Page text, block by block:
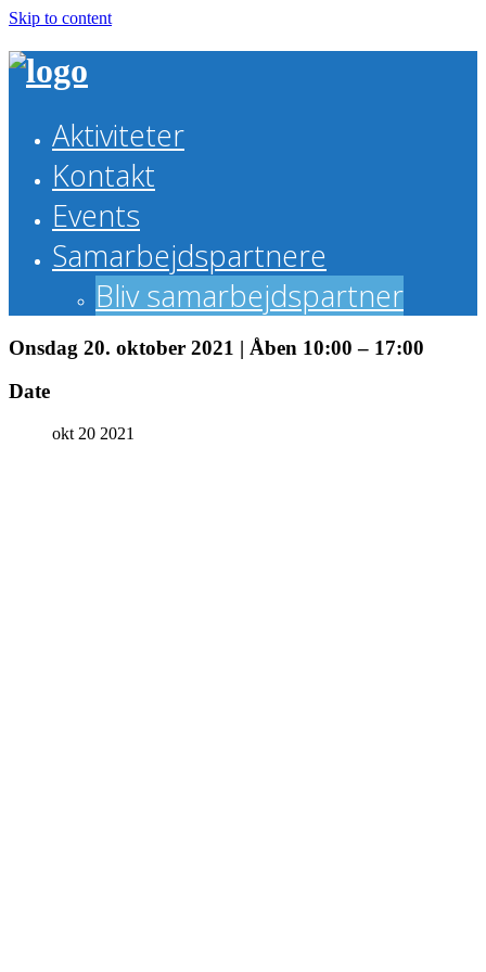
Skip to content
Aktiviteter
Kontakt
Events
Samarbejdspartnere
Bliv samarbejdspartner
Onsdag 20. oktober 2021 | Åben 10:00 – 17:00
Date
okt 20 2021